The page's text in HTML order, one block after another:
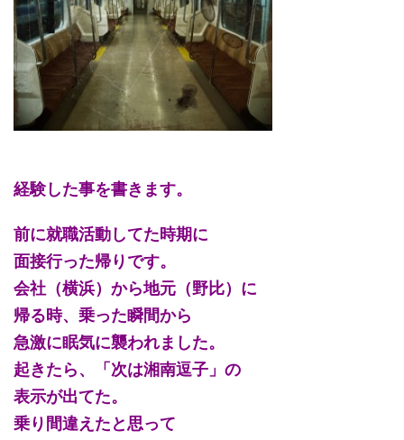
経験した事を書きます。
前に就職活動してた時期に
面接行った帰りです。
会社（横浜）から地元（野比）に
帰る時、乗った瞬間から
急激に眠気に襲われました。
起きたら、「次は湘南逗子」の
表示が出てた。
乗り間違えたと思って